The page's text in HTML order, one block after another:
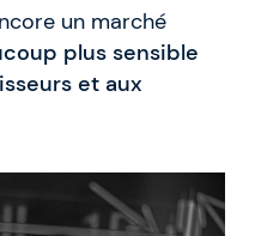
un marché
plus sensible
et aux